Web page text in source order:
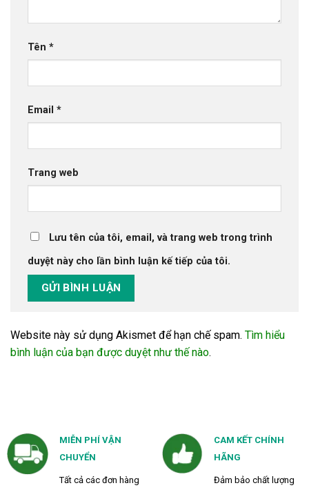
Tên *
Email *
Trang web
Lưu tên của tôi, email, và trang web trong trình
duyệt này cho lần bình luận kế tiếp của tôi.
Website này sử dụng Akismet để hạn chế spam. Tìm hiểu
bình luận của bạn được duyệt như thế nào.
MIỄN PHÍ VẬN
CHUYỂN
Tất cả các đơn hàng
CAM KẾT CHÍNH
HÃNG
Đảm bảo chất lượng